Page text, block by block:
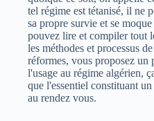
tel régime est tétanisé, il ne
sa propre survie et se
pouvez lire et compiler tout
les méthodes et processus
réformes, vous proposez un
l'usage au régime algérien,
que l'essentiel constituant
au rendez vous.